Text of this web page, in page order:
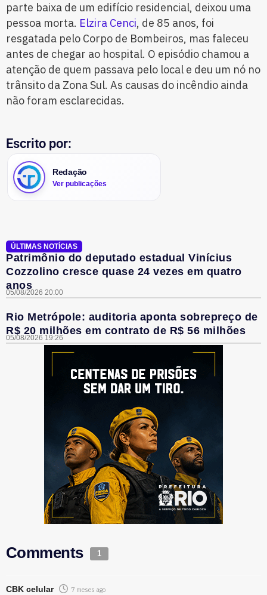
parte baixa de um edifício residencial, deixou uma
pessoa morta. Elzira Cenci, de 85 anos, foi
resgatada pelo Corpo de Bombeiros, mas faleceu
antes de chegar ao hospital. O episódio chamou a
atenção de quem passava pelo local e deu um nó no
trânsito da Zona Sul. As causas do incêndio ainda
não foram esclarecidas.
Escrito por:
Redação
Ver publicações
ÚLTIMAS NOTÍCIAS
Patrimônio do deputado estadual Vinícius
Cozzolino cresce quase 24 vezes em quatro
anos
05/08/2026 20:00
Rio Metrópole: auditoria aponta sobrepreço de
R$ 20 milhões em contrato de R$ 56 milhões
05/08/2026 19:26
Comments 1
CBK celular 7 meses ago